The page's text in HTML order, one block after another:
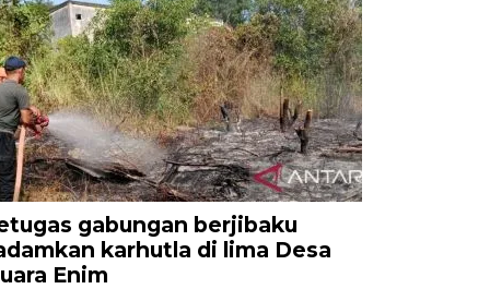
gabungan berjibaku
karhutla di lima Desa
Enim